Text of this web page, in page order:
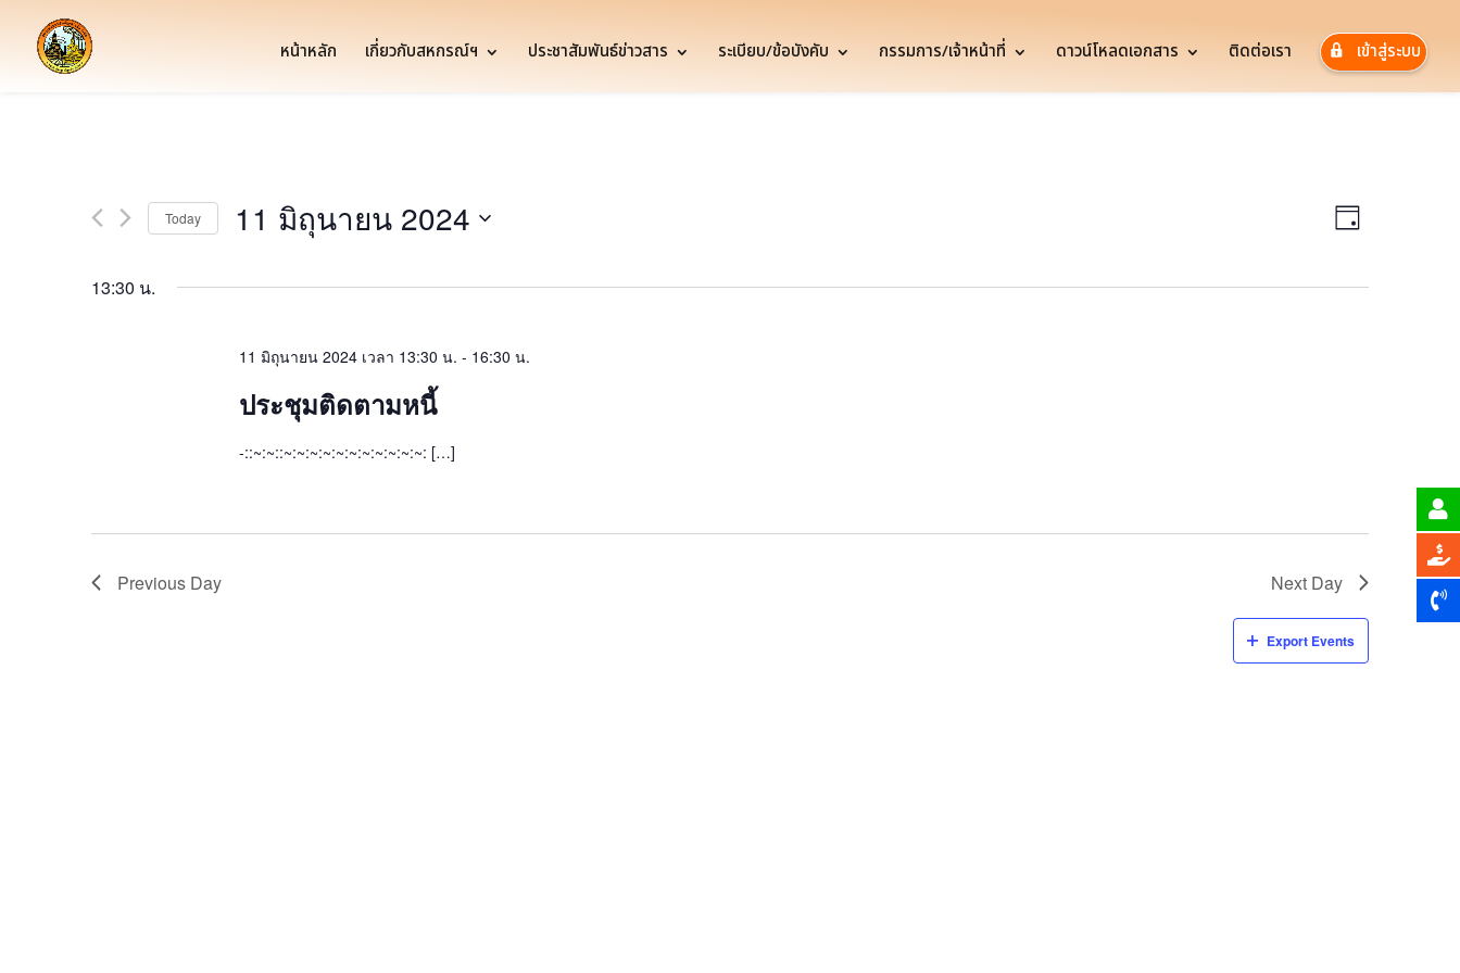
หน้าหลัก เกี่ยวกับสหกรณ์ฯ ประชาสัมพันธ์ข่าวสาร ระเบียบ/ข้อบังคับ กรรมการ/เจ้าหน้าที่ ดาวน์โหลดเอกสาร ติดต่อเรา เข้าสู่ระบบ
Views
Event
Views
Day
Today 11 มิถุนายน 2024
13:30 น.
11 มิถุนายน 2024 เวลา 13:30 น. - 16:30 น.
ประชุมติดตามหนี้
-::~:~::~:~:~:~:~:~:~:~:~:~:~: […]
Previous Day Next Day
Export Events